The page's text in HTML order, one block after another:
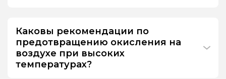
Каковы рекомендации по
предотвращению окисления на
воздухе при высоких
температурах?